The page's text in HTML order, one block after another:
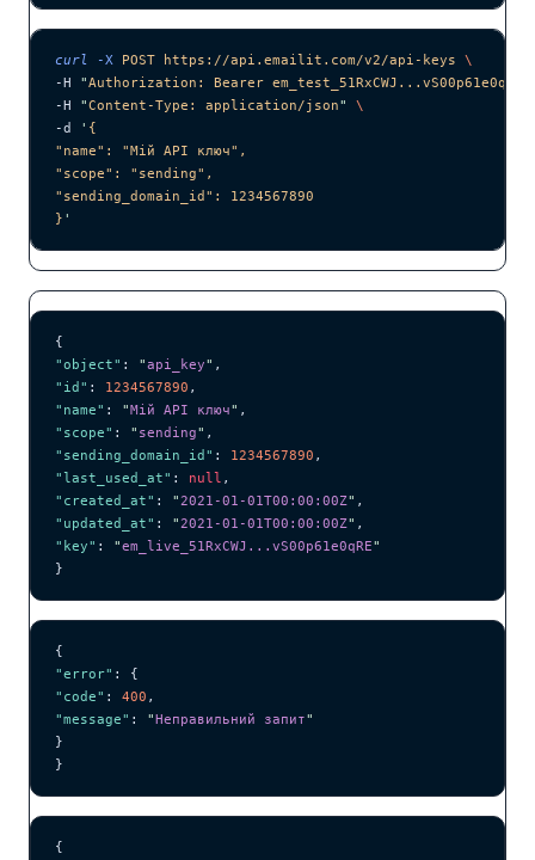
curl -X POST https://api.emailit.com/v2/api-keys \
-H "Authorization: Bearer em_test_51RxCWJ...vS00p61e0qRE
-H "Content-Type: application/json"
\
-d
' {
"name": "Мій API ключ",
"scope": "sending",
"sending_domain_id": 1234567890
} '
{
"object" : "api_key" ,
"id" : 1234567890 ,
"name" : "Мій API ключ" ,
"scope" : " sending" ,
"sending_domain_id" : 1234567890 ,
"last_used_at" : null ,
"created_at" : "2021-01-01T00:00:00Z" ,
"updated_at" : "2021-01-01T00:00:00Z" ,
"key" : "em_live_51RxCWJ...vS00p61e0qRE"
}
{
"error" : {
"code" : 400 ,
"message" : "Неправильний запит"
}
}
{